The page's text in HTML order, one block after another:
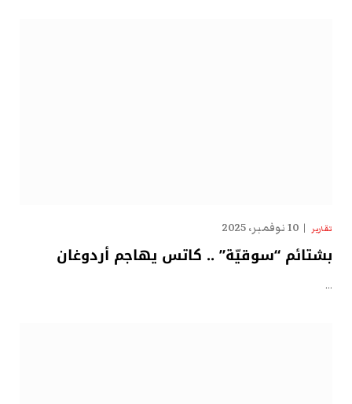
تقارير 10 نوفمبر، 2025
بشتائم “سوقيّة” .. كاتس يهاجم أردوغان
…